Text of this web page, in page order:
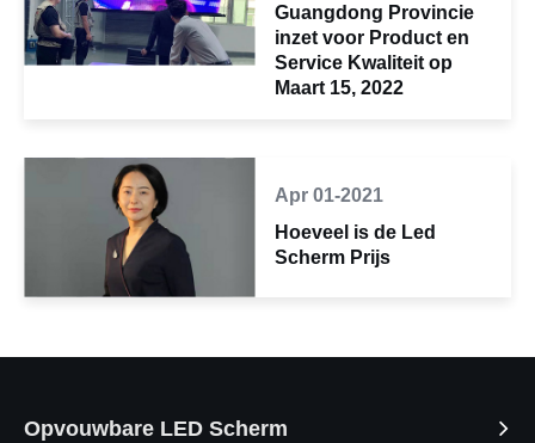
Guangdong Provincie
inzet voor Product en
Service Kwaliteit op
Maart 15, 2022
Apr 01-2021
Hoeveel is de Led
Scherm Prijs
Opvouwbare LED Scherm